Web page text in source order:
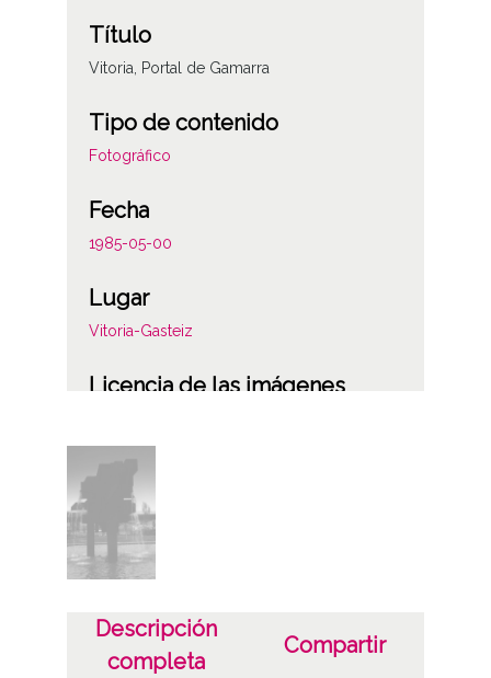
Título
Vitoria, Portal de Gamarra
Tipo de contenido
Fotográfico
Fecha
1985-05-00
Lugar
Vitoria-Gasteiz
Licencia de las imágenes
Descripción
completa
Compartir